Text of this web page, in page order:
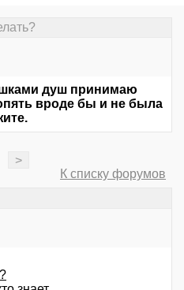
душ принимаю
вроде бы и не была
>
К списку форумов